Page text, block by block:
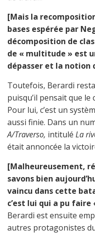
[Mais la
bases espérée par
décomposition de
de « multitude » est
dépasser et la notion
Toutefois, Berardi
puisqu’il pensait que le
Pour lui, c’est un
aussi finie. Dans un
A/Traverso, intitulé La
était annoncée la
[Malheureusement,
savons bien
vaincu dans cette
c’est lui qui a pu
Berardi est ensuite
autres protagonistes